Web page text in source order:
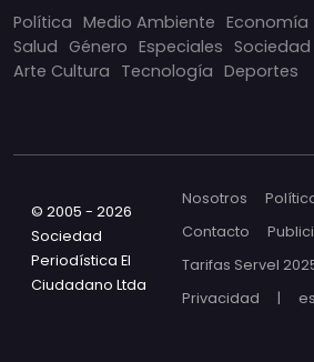
Política Medio Ambiente Economía
Salud Género Especiales Sociedad
Arte Cultura Tecnología Deportes
© 2005 - 2026
Sociedad
Periodística El
Ciudadano Ltda
Nosotros
Contacto
Tarifas Servel
Privacidad
| es